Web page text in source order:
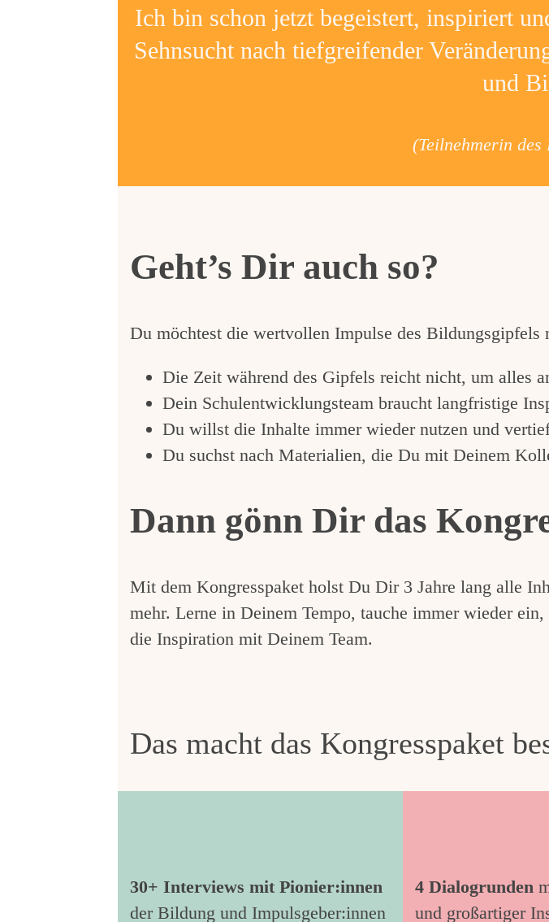
Ich bin schon jetzt begeistert, inspiriert
Sehnsucht nach tiefgreifender
und
(Teilnehmerin
Geht’s Dir auch so?
Du möchtest die wertvollen Impulse des
Die Zeit während des Gipfels reicht nicht, um alles
Dein Schulentwicklungsteam braucht langfristige
Du willst die Inhalte immer wieder nutzen und
Du suchst nach Materialien, die Du mit Deinem
Dann gönn Dir das
Mit dem Kongresspaket holst Du Dir 3 Jahre lang alle
mehr. Lerne in Deinem Tempo, tauche immer wieder
die Inspiration mit Deinem Team.
Das macht das Kongresspaket
30+ Interviews mit Pionier:innen
der Bildung und Impulsgeber:innen
4 Dialogrunden
und großartiger